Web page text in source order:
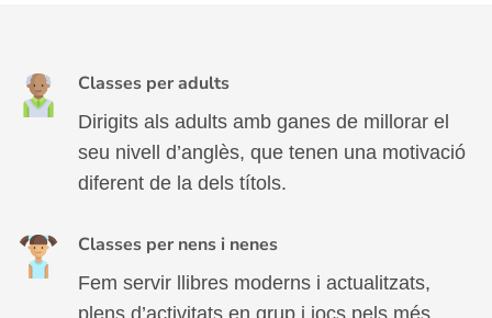
Classes per adults
Dirigits als adults amb ganes de millorar el
seu nivell d’anglès, que tenen una motivació
diferent de la dels títols.
Classes per nens i nenes
Fem servir llibres moderns i actualitzats,
plens d’activitats en grup i jocs pels més